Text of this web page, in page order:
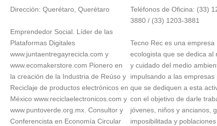
Dirección: Querétaro, Querétaro
Emprendedor Social. Líder de las
Plataformas Digitales
www.juntaentregayrecicla.com y
www.ecomakerstore.com Pionero en
la creación de la Industria de Reúso y
Reciclaje de productos electrónicos en
México www.reciclaelectronicos.com y
www.puntoverde.org.mx. Consultor y
Conferencista en Economía Circular
Teléfonos de Oficina: (33)
3880 / (33) 1203-3881
Tecno Rec es una empresa
ecologista que se dedica al
y cuidado del medio
impulsando a las empresas
que se dediquen a esta
con el objetivo de darle
jóvenes, niños y ancianos,
imposibilitada y poblaciones